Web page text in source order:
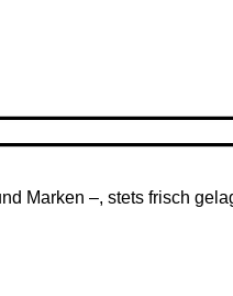
Marken –, stets frisch